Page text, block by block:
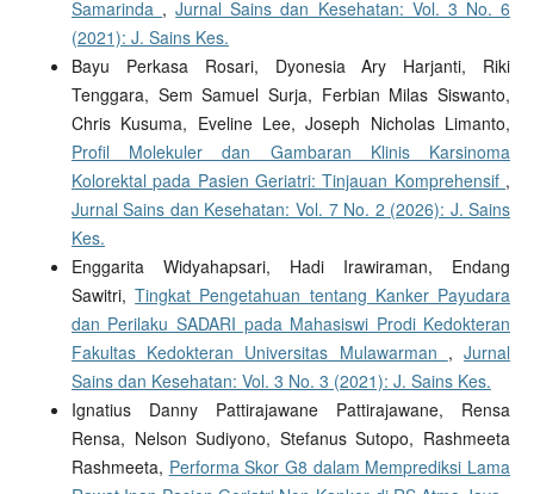
Samarinda ,Jurnal Sains dan Kesehatan: Vol. 3 No. 6
(2021): J. Sains Kes.
Bayu Perkasa Rosari, Dyonesia Ary Harjanti, Riki
Tenggara, Sem Samuel Surja, Ferbian Milas Siswanto,
Chris Kusuma, Eveline Lee, Joseph Nicholas Limanto,
Profil Molekuler dan Gambaran Klinis Karsinoma
Kolorektal pada Pasien Geriatri: Tinjauan Komprehensif ,
Jurnal Sains dan Kesehatan: Vol. 7 No. 2 (2026): J. Sains
Kes.
Enggarita Widyahapsari, Hadi Irawiraman, Endang
Sawitri,Tingkat Pengetahuan tentang Kanker Payudara
dan Perilaku SADARI pada Mahasiswi Prodi Kedokteran
Fakultas Kedokteran Universitas Mulawarman ,Jurnal
Sains dan Kesehatan: Vol. 3 No. 3 (2021): J. Sains Kes.
Ignatius Danny Pattirajawane Pattirajawane, Rensa
Rensa, Nelson Sudiyono, Stefanus Sutopo, Rashmeeta
Rashmeeta, Performa Skor G8 dalam Memprediksi Lama